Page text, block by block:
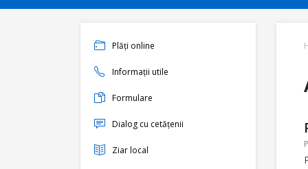
Plăți online
Informații utile
Formulare
Dialog cu cetățenii
Ziar local